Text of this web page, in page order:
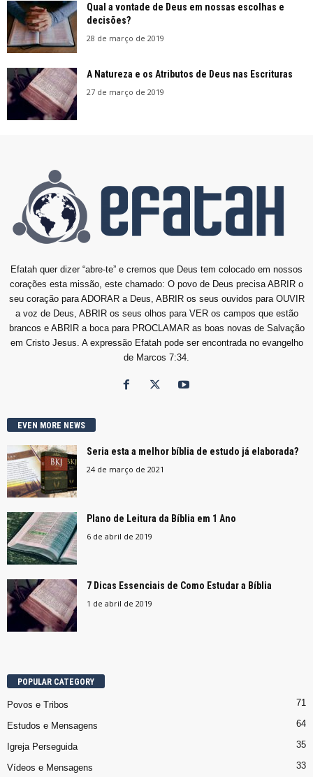
Qual a vontade de Deus em nossas escolhas e
decisões?
28 de março de 2019
A Natureza e os Atributos de Deus nas Escrituras
27 de março de 2019
Efatah quer dizer “abre-te” e cremos que Deus tem colocado em nossos
corações esta missão, este chamado: O povo de Deus precisa ABRIR o
seu coração para ADORAR a Deus, ABRIR os seus ouvidos para OUVIR
a voz de Deus, ABRIR os seus olhos para VER os campos que estão
brancos e ABRIR a boca para PROCLAMAR as boas novas de Salvação
em Cristo Jesus. A expressão Efatah pode ser encontrada no evangelho
de Marcos 7:34.
EVEN MORE NEWS
Seria esta a melhor bíblia de estudo já elaborada?
24 de março de 2021
Plano de Leitura da Bíblia em 1 Ano
6 de abril de 2019
7 Dicas Essenciais de Como Estudar a Bíblia
1 de abril de 2019
POPULAR CATEGORY
Povos e Tribos 71
Estudos e Mensagens 64
Igreja Perseguida 35
Vídeos e Mensagens 33